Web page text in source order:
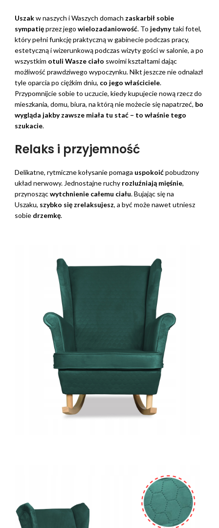
Uszakw naszych i Waszych domach zaskarbił sobie
sympatięprzez jego wielozadaniowość. To jedynytaki fotel,
który pełni funkcję praktyczną w gabinecie podczas pracy,
estetyczną i wizerunkową podczas wizyty gości w salonie, a po
wszystkim otuli Wasze ciało swoimi kształtami dając
możliwość prawdziwego wypoczynku. Nikt jeszcze nie odnalazł
tyle oparcia po ciężkim dniu, co jego właściciele.
Przypomnijcie sobie to uczucie, kiedy kupujecie nową rzecz do
mieszkania, domu, biura, na którą nie możecie się napatrzeć, bo
wygląda jakby zawsze miała tu stać – to właśnie tego
szukacie.
Relaks i przyjemność
Delikatne, rytmiczne kołysanie pomaga uspokoićpobudzony
układ nerwowy. Jednostajne ruchy rozluźniają mięśnie,
przynoszącwytchnienie całemu ciału. Bujając się na
Uszaku, szybko się zrelaksujesz, a być może nawet utniesz
sobie drzemkę.